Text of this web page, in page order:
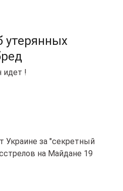
утерянных
идет !
Украине за "секретный
на Майдане 19